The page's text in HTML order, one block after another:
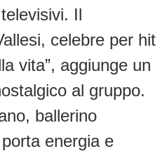
Il
celebre per hit
vita”, aggiunge un
al gruppo.
ballerino
energia e